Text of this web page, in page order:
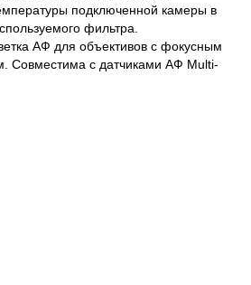
подключенной камеры в
фильтра.
АФ для объективов с фокусным
Совместима с датчиками АФ Multi-